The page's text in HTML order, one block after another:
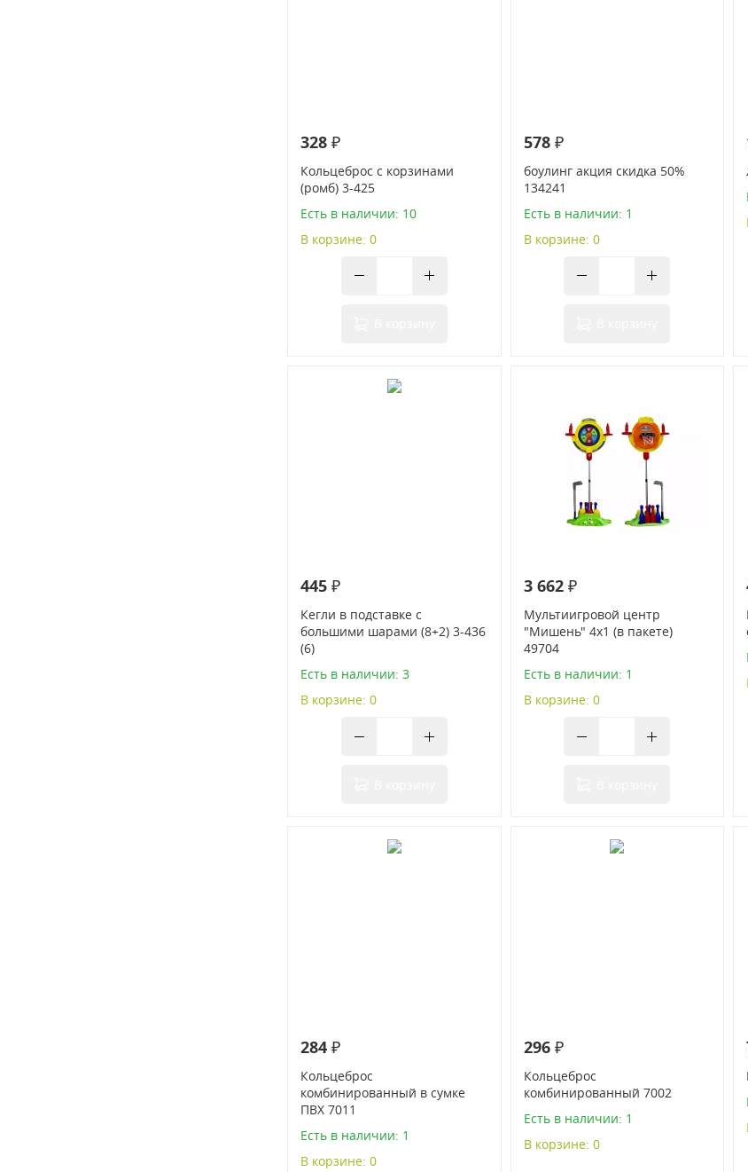
328 ₽
Кольцеброс с корзинами
(ромб) 3-425
Есть в наличии: 10
В корзине: 0
578 ₽
боулинг акция скидка 50%
134241
Есть в наличии: 1
В корзине: 0
445 ₽
Кегли в подставке с
большими шарами (8+2) 3-436
(6)
Есть в наличии: 3
В корзине: 0
3 662 ₽
Мультиигровой центр
"Мишень" 4х1 (в пакете)
49704
Есть в наличии: 1
В корзине: 0
284 ₽
Кольцеброс
комбинированный в сумке
ПВХ 7011
Есть в наличии: 1
В корзине: 0
296 ₽
Кольцеброс
комбинированный 7002
Есть в наличии: 1
В корзине: 0